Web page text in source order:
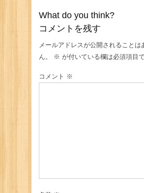
What do you think?
コメントを残す
メールアドレスが公開されることは
ん。
※ が付いている欄は必須項目
コメント ※